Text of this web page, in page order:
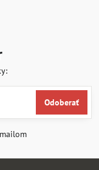
Odoberať